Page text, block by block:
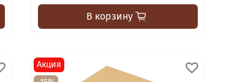
В корзину
Акция